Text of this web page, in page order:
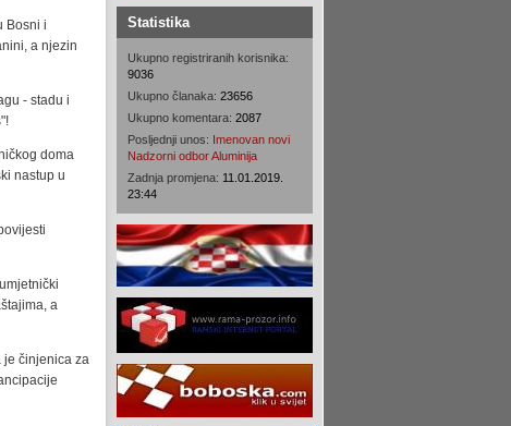
Statistika
Ukupno registriranih korisnika:
9036
Ukupno članaka: 23656
Ukupno komentara: 2087
Posljednji unos: Imenovan novi
Nadzorni odbor Aluminija
Zadnja promjena: 11.01.2019.
23:44
Bosni i
a njezin
- stadu i
doma
nastup u
a
je činjenica za